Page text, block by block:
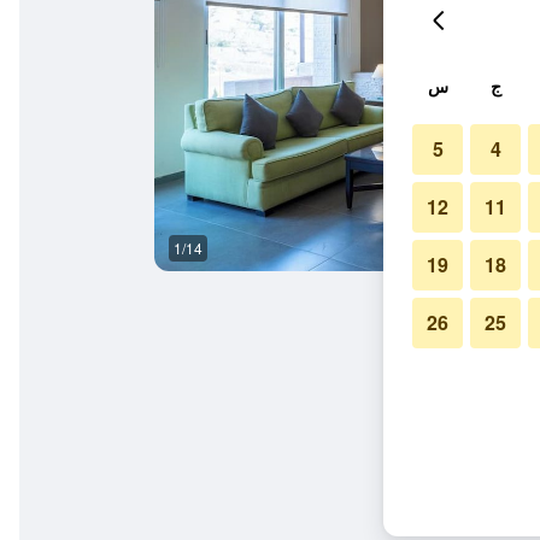
1/14
ج س
4
5
11
12
18
19
25
26